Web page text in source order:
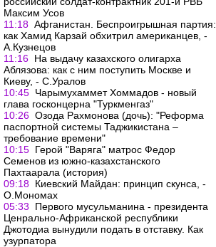
Максим Усов
11:18 Афганистан. Беспроигрышная партия:
как Хамид Карзай обхитрил американцев, -
А.Кузнецов
11:16 На выдачу казахского олигарха
Аблязова: как с ним поступить Москве и
Киеву, - С.Уралов
10:45 Чарымухаммет Хоммадов - новый
глава госконцерна "Туркменгаз"
10:26 Озода Рахмонова (дочь): "Реформа
паспортной системы Таджикистана –
требование времени"
10:15 Герой "Варяга" матрос Федор
Семенов из южно-казахстанского
Пахтаарала (история)
09:18 Киевский Майдан: принцип скунса, -
О.Мономах
05:33
Первого мусульманина - президента
Ценрально-Африканской республики
Джотодиа вынудили подать в отставку. Как
узурпатора